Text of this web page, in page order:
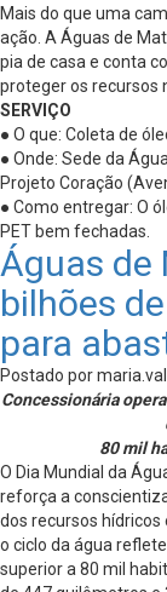
Mais do que uma
ação. A Águas de
pia de casa e conta
proteger os recursos
SERVIÇO
● O que: Coleta de
● Onde: Sede da
Projeto Coração
● Como entregar: O
PET bem fechadas.
Águas de
bilhões
para
Postado por
Concessionária
80 mil
O Dia Mundial da
reforça a
dos recursos hídricos
o ciclo da água
superior a 80 mil